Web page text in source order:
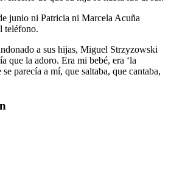
junio ni Patricia ni Marcela Acuña
teléfono.
a sus hijas, Miguel Strzyzowski
que la adoro. Era mi bebé, era ‘la
parecía a mí, que saltaba, que cantaba,